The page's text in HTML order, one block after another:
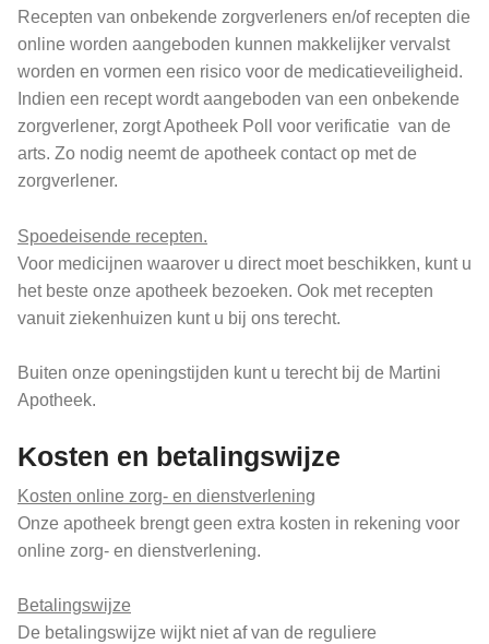
Recepten van onbekende zorgverleners en/of recepten die
online worden aangeboden kunnen makkelijker vervalst
worden en vormen een risico voor de medicatieveiligheid.
Indien een recept wordt aangeboden van een onbekende
zorgverlener, zorgt Apotheek Poll voor verificatie van de
arts. Zo nodig neemt de apotheek contact op met de
zorgverlener.
Spoedeisende recepten.
Voor medicijnen waarover u direct moet beschikken, kunt u
het beste onze apotheek bezoeken. Ook met recepten
vanuit ziekenhuizen kunt u bij ons terecht.
Buiten onze openingstijden kunt u terecht bij de Martini
Apotheek.
Kosten en betalingswijze
Kosten online zorg- en dienstverlening
Onze apotheek brengt geen extra kosten in rekening voor
online zorg- en dienstverlening.
Betalingswijze
De betalingswijze wijkt niet af van de reguliere